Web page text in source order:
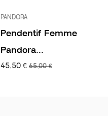
PANDORA
Pendentif Femme
Pandora...
45,50 € 65,00 €